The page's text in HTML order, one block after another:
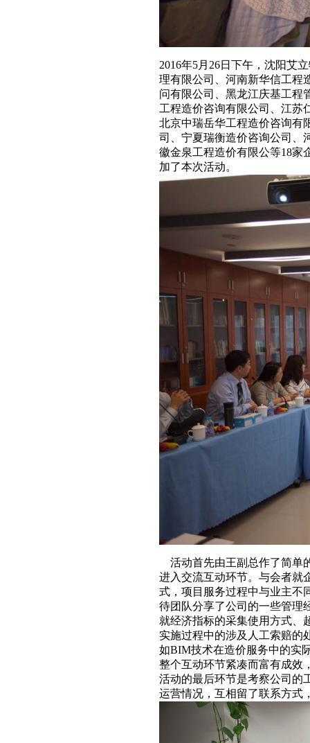
2016年5月26日下午，沈阳艾
理有限公司、河南新华信工程
问有限公司、黑龙江庆基工程
工程造价咨询有限公司、江苏
北京中瑞岳华工程造价咨询有
司、宁夏瑞衡造价咨询公司、
徽金泉工程造价有限公等18家
加了本次活动。
活动首先由王副总作了简单
进入交流互动环节。与会者就
式，项目服务过程中与业主不
待团队分享了公司的一些管理
就经济指标的采集使用方式、
实施过程中的涉及人工索赔的
如BIM技术在造价服务中的实
整个互动环节紧凑而富有成效
活动的最后环节是考察公司的
运营情况，互相留了联系方式